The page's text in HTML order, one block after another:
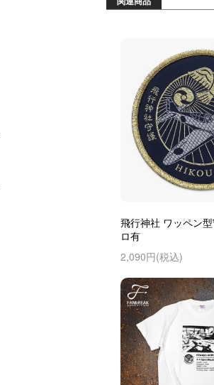
飛行神社 ワッペン
ロ有
2,090円(税込)